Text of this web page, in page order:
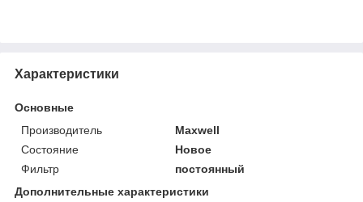
Характеристики
Основные
Производитель
Maxwell
Состояние
Новое
Фильтр
постоянный
Дополнительные характеристики